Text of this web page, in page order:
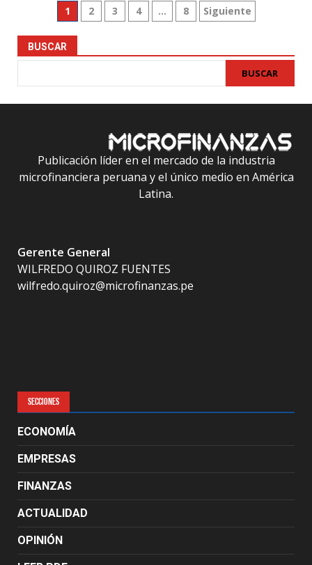
Paginación
de
entradas
1 2 3 4 … 8 Siguiente
BUSCAR
BUSCAR
Publicación líder en el mercado de la industria
microfinanciera peruana y el único medio en América
Latina.
Gerente General
WILFREDO QUIROZ FUENTES
wilfredo.quiroz@microfinanzas.pe
SECCIONES
ECONOMÍA
EMPRESAS
FINANZAS
ACTUALIDAD
OPINIÓN